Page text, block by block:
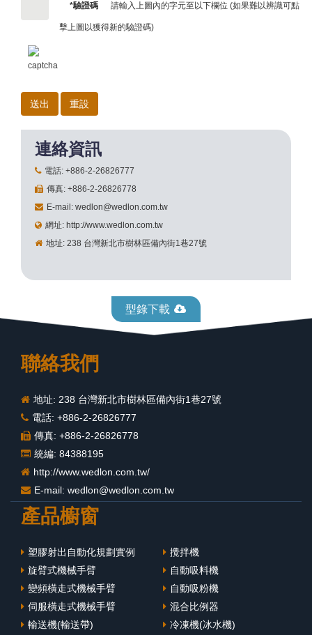
*驗證碼 請輸入上圖內的字元至以下欄位 (如果難以辨識可點
擊上圖以獲得新的驗證碼)
連絡資訊
電話: +886-2-26826777
傳真: +886-2-26826778
E-mail: wedlon@wedlon.com.tw
網址: http://www.wedlon.com.tw
地址: 238 台灣新北市樹林區備內街1巷27號
型錄下載
聯絡我們
地址: 238 台灣新北市樹林區備內街1巷27號
電話: +886-2-26826777
傳真: +886-2-26826778
統編: 84388195
http://www.wedlon.com.tw/
E-mail: wedlon@wedlon.com.tw
產品櫥窗
塑膠射出自動化規劃實例
旋臂式機械手臂
變頻橫走式機械手臂
伺服橫走式機械手臂
輸送機(輸送帶)
攪拌機
自動吸料機
自動吸粉機
混合比例器
冷凍機(冰水機)